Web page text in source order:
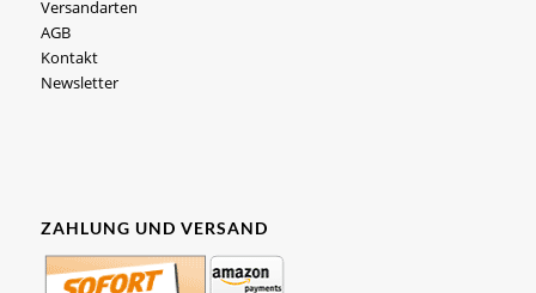
Versandarten
AGB
Kontakt
Newsletter
ZAHLUNG UND VERSAND